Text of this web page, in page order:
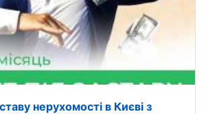
нерухомості в Києві з